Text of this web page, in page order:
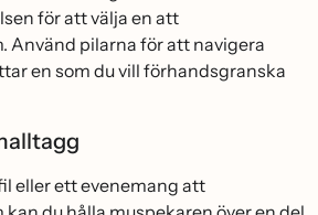
för att välja en att
Använd pilarna för att navigera
en som du vill förhandsgranska
eller ett evenemang att